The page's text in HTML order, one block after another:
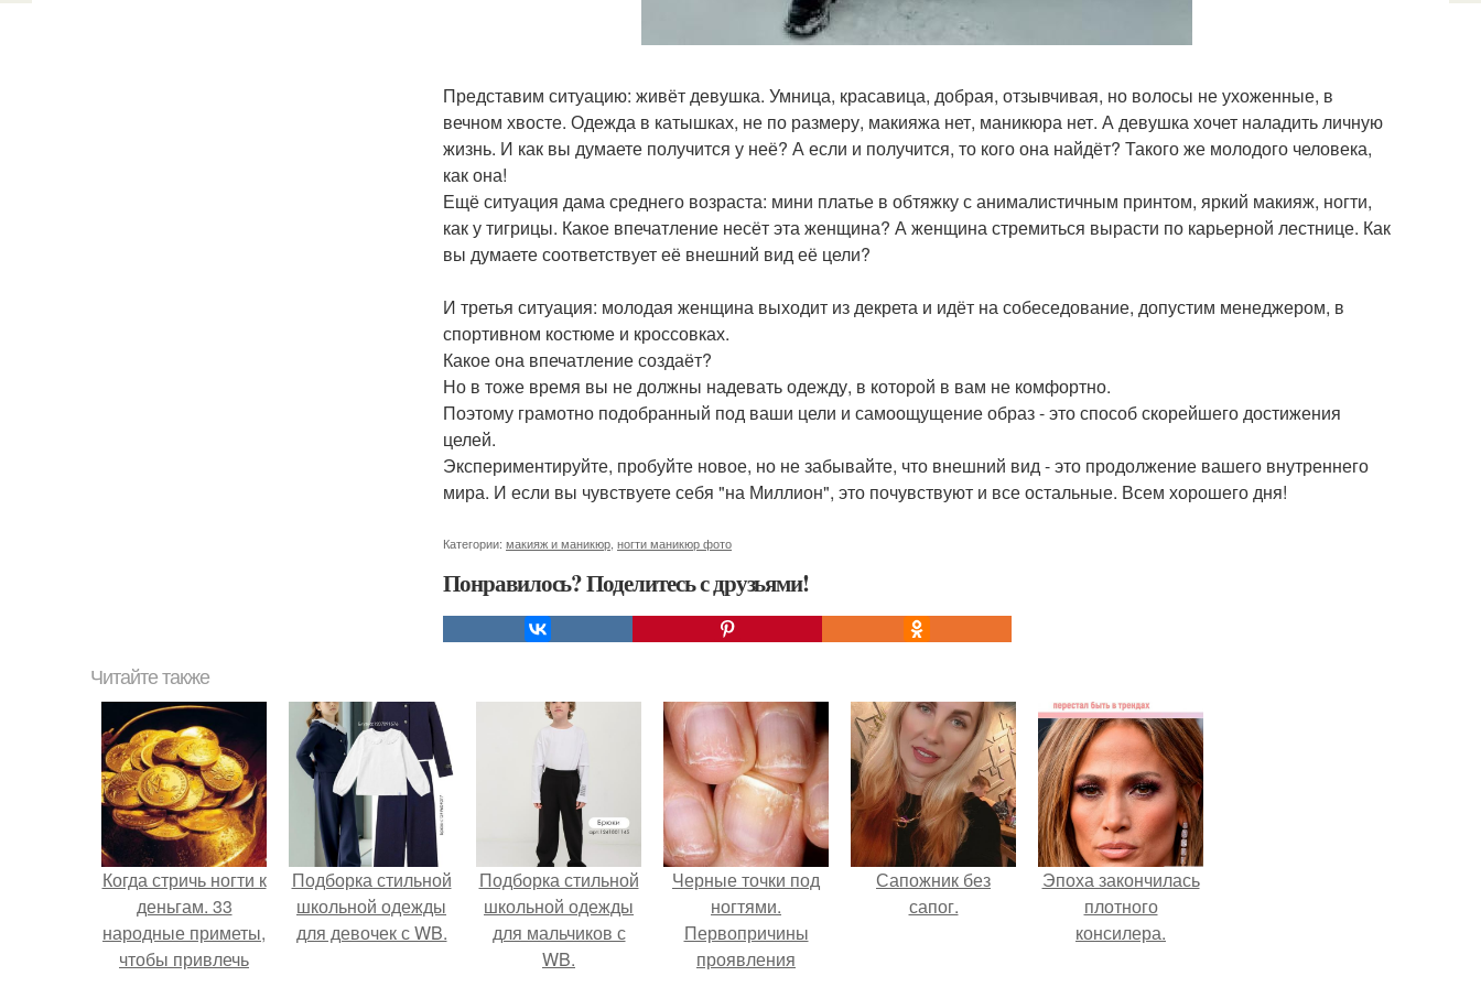
Представим ситуацию: живёт девушка. Умница, красавица, добрая, отзывчивая, но волосы не ухоженные, в
вечном хвосте. Одежда в катышках, не по размеру, макияжа нет, маникюра нет. А девушка хочет наладить личную
жизнь. И как вы думаете получится у неё? А если и получится, то кого она найдёт? Такого же молодого человека,
как она!
Ещё ситуация дама среднего возраста: мини платье в обтяжку с анималистичным принтом, яркий макияж, ногти,
как у тигрицы. Какое впечатление несёт эта женщина? А женщина стремиться вырасти по карьерной лестнице. Как
вы думаете соответствует её внешний вид её цели?
И третья ситуация: молодая женщина выходит из декрета и идёт на собеседование, допустим менеджером, в
спортивном костюме и кроссовках.
Какое она впечатление создаёт?
Но в тоже время вы не должны надевать одежду, в которой в вам не комфортно.
Поэтому грамотно подобранный под ваши цели и самоощущение образ - это способ скорейшего достижения
целей.
Экспериментируйте, пробуйте новое, но не забывайте, что внешний вид - это продолжение вашего внутреннего
мира. И если вы чувствуете себя "на Миллион", это почувствуют и все остальные. Всем хорошего дня!
Категории: макияж и маникюр ногти маникюр фото
Понравилось? Поделитесь с друзьями!
Читайте также
Когда стричь ногти к
деньгам. 33
народные приметы,
чтобы привлечь
Подборка стильной
школьной одежды
для девочек с WB.
Подборка стильной
школьной одежды
для мальчиков с
WB.
Черные точки под
ногтями.
Первопричины
проявления
Сапожник без
сапог.
Эпоха закончилась
плотного
консилера.